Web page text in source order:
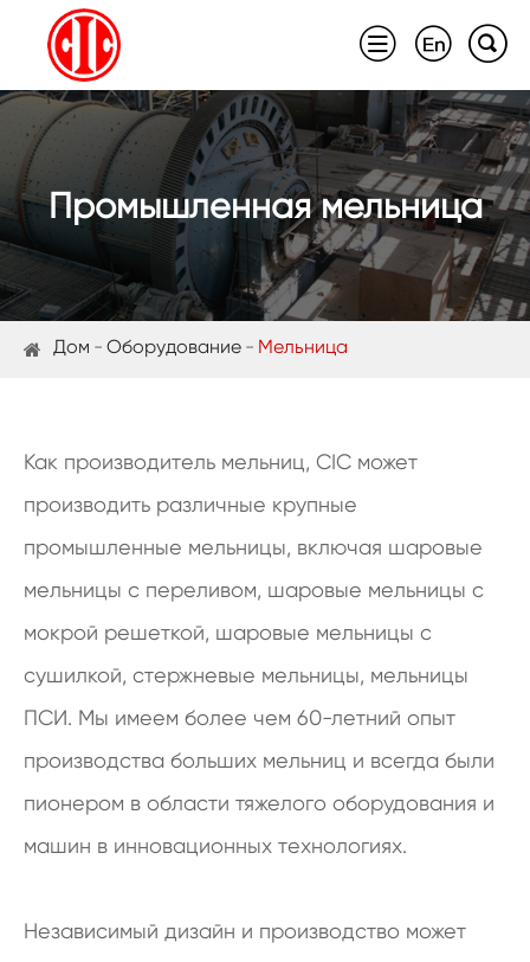
  
Промышленная мельница
Дом Оборудование Мельница
Как производитель мельниц, CIC может
производить различные крупные
промышленные мельницы, включая шаровые
мельницы с переливом, шаровые мельницы с
мокрой решеткой, шаровые мельницы с
сушилкой, стержневые мельницы, мельницы
ПСИ. Мы имеем более чем 60-летний опыт
производства больших мельниц и всегда были
пионером в области тяжелого оборудования и
машин в инновационных технологиях.
Независимый дизайн и производство может